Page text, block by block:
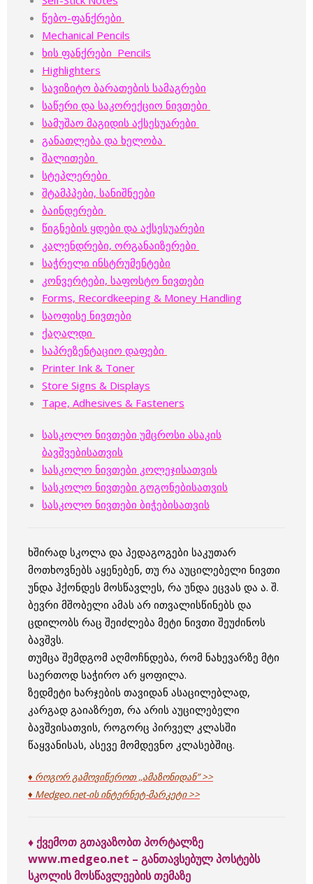
წებო-ფანქრები
Mechanical Pencils
ხის ფანქრები Pencils
Highlighters
სავიზიტო ბარათების სამაგრები
საწერი და საკორექციო ნივთები
სამუშაო მაგიდის აქსესუარები
განათლება და ხელობა
შალითები
სტეპლერები
შტამპპები, სანიშნეები
ბაინდერები
წიგნების ყდები და აქსესუარები
კალენდრები, ორგანაიზერები
საჭრელი ინსტრუმენტები
კონვერტები, საფოსტო ნივთები
Forms, Recordkeeping & Money Handling
საოფისე ნივთები
ქაღალდი
საპრეზენტაციო დაფები
Printer Ink & Toner
Store Signs & Displays
Tape, Adhesives & Fasteners
სასკოლო ნივთები უმცროსი ასაკის
ბავშვებისათვის
სასკოლო ნივთები კოლეჯისათვის
სასკოლო ნივთები გოგონებისათვის
სასკოლო ნივთები ბიჭებისათვის
ხშირად სკოლა და პედაგოგები საკუთარ
მოთხოვნებს აყენებენ, თუ რა აუცილებელი ნივთი
უნდა ჰქონდეს მოსწავლეს, რა უნდა ეცვას და ა. შ.
ბევრი მშობელი ამას არ ითვალისწინებს და
ცდილობს რაც შეიძლება მეტი ნივთი შეუძინოს
ბავშვს.
თუმცა შემდგომ აღმოჩნდება, რომ ნახევარზე მტი
საერთოდ საჭირო არ ყოფილა.
ზედმეტი ხარჯების თავიდან ასაცილებლად,
კარგად გაიაზრეთ, რა არის აუცილებელი
ბავშვისათვის, როგორც პირველ კლასში
წაყვანისას, ასევე მომდევნო კლასებშიც.
♦ როგორ გამოვიწეროთ ,,ამაზონიდან” >>
♦ Medgeo.net-ის ინტერნეტ-მარკეტი >>
♦ ქვემოთ გთავაზობთ პორტალზე
www.medgeo.net – განთავსებულ პოსტებს
სკოლის მოსწავლეების თემაზე